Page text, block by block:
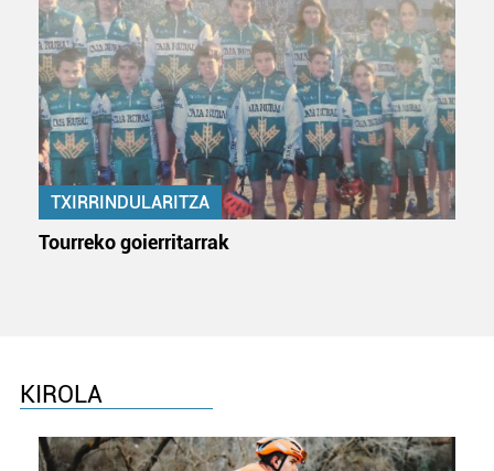
TXIRRINDULARITZA
Tourreko goierritarrak
KIROLA